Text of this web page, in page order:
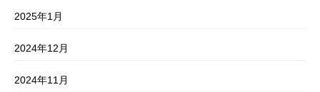
2025年1月
2024年12月
2024年11月